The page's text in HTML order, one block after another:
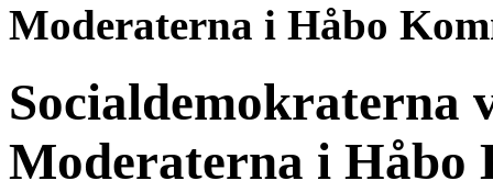
Moderaterna i Håbo
Socialdemokraterna
Moderaterna i Håbo